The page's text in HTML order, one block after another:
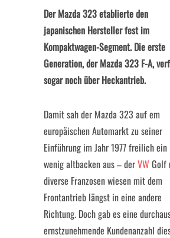
Der Mazda 323 etablierte den
japanischen Hersteller fest im
Kompaktwagen-Segment. Die erste
Generation, der Mazda 323 F-A,
sogar noch über Heckantrieb.
Damit sah der Mazda 323 auf em
europäischen Automarkt zu seiner
Einführung im Jahr 1977 freilich ein
wenig altbacken aus – derVW Golf
diverse Franzosen wiesen mit dem
Frontantrieb längst in eine andere
Richtung. Doch gab es eine
ernstzunehmende Kundenanzahl